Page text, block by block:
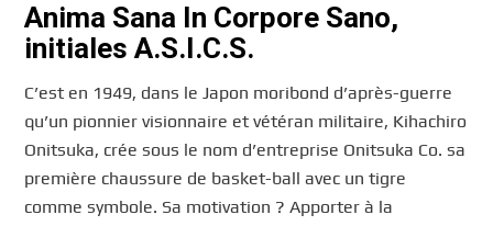
Anima Sana In Corpore Sano,
initiales A.S.I.C.S.
C’est en 1949, dans le Japon moribond d’après-guerre
qu’un pionnier visionnaire et vétéran militaire, Kihachiro
Onitsuka, crée sous le nom d’entreprise Onitsuka Co. sa
première chaussure de basket-ball avec un tigre
comme symbole. Sa motivation ? Apporter à la